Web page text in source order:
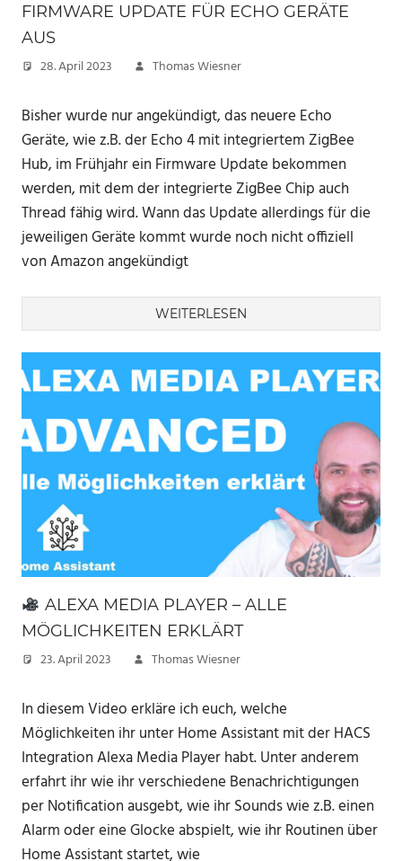
FIRMWARE UPDATE FÜR ECHO GERÄTE
AUS
28. April 2023 Thomas Wiesner
Bisher wurde nur angekündigt, das neuere Echo
Geräte, wie z.B. der Echo 4 mit integriertem ZigBee
Hub, im Frühjahr ein Firmware Update bekommen
werden, mit dem der integrierte ZigBee Chip auch
Thread fähig wird. Wann das Update allerdings für die
jeweiligen Geräte kommt wurde noch nicht offiziell
von Amazon angekündigt
WEITERLESEN
ALEXA MEDIA PLAYER – ALLE
MÖGLICHKEITEN ERKLÄRT
23. April 2023 Thomas Wiesner
In diesem Video erkläre ich euch, welche
Möglichkeiten ihr unter Home Assistant mit der HACS
Integration Alexa Media Player habt. Unter anderem
erfahrt ihr wie ihr verschiedene Benachrichtigungen
per Notification ausgebt, wie ihr Sounds wie z.B. einen
Alarm oder eine Glocke abspielt, wie ihr Routinen über
Home Assistant startet, wie